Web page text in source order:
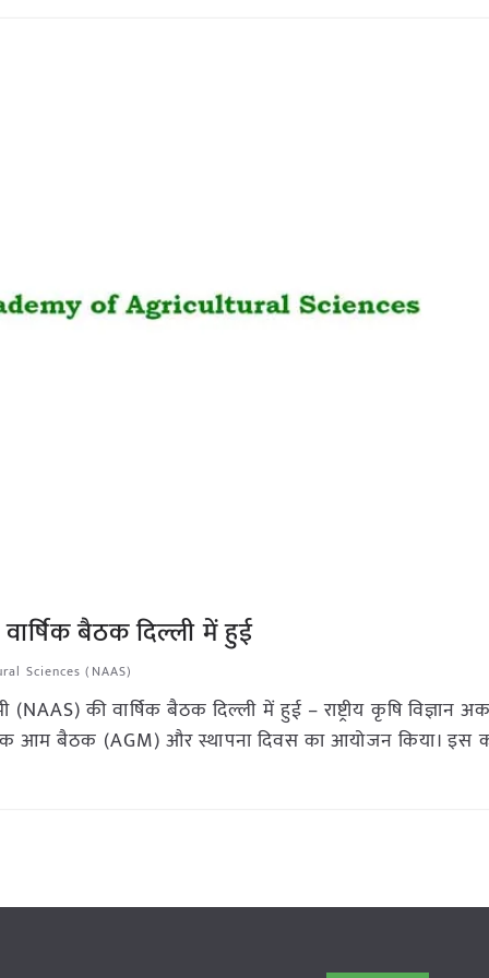
वार्षिक बैठक दिल्ली में हुई
Sciences (NAAS)
की वार्षिक बैठक दिल्ली में हुई – राष्ट्रीय कृषि विज्ञान
आम बैठक (AGM) और स्थापना दिवस का आयोजन किया। इस